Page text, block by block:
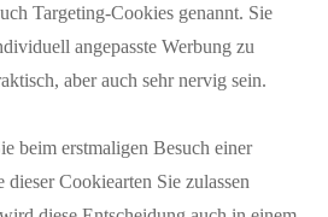
Targeting-Cookies genannt. Sie
angepasste Werbung zu
aber auch sehr nervig sein.
beim erstmaligen Besuch einer
dieser Cookiearten Sie zulassen